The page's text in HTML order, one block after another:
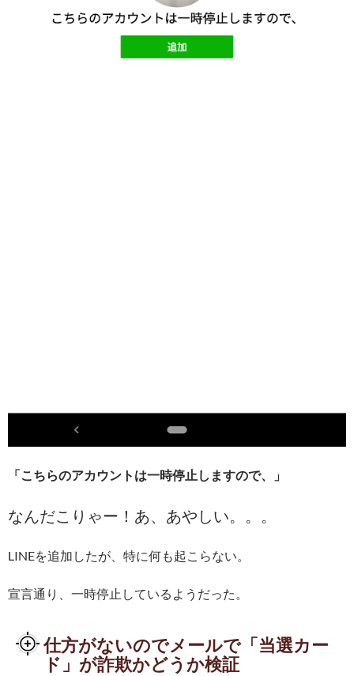
「こちらのアカウントは一時停止しますので、」
なんだこりゃー！あ、あやしい。。。
LINEを追加したが、特に何も起こらない。
宣言通り、一時停止しているようだった。
仕方がないのでメールで「当選カー
ド」が詐欺かどうか検証